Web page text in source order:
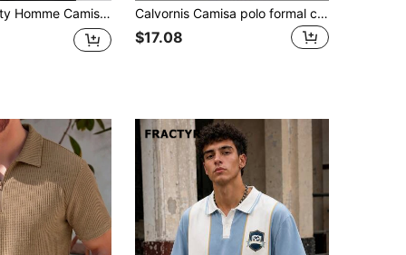
de hombre de manga corta con botones delanteros, de unicolor y parches Calvornis Camisa polo formal casual de manga corta a rayas para hombre, verano, para ir al trabajo y ceremonias
$17.08